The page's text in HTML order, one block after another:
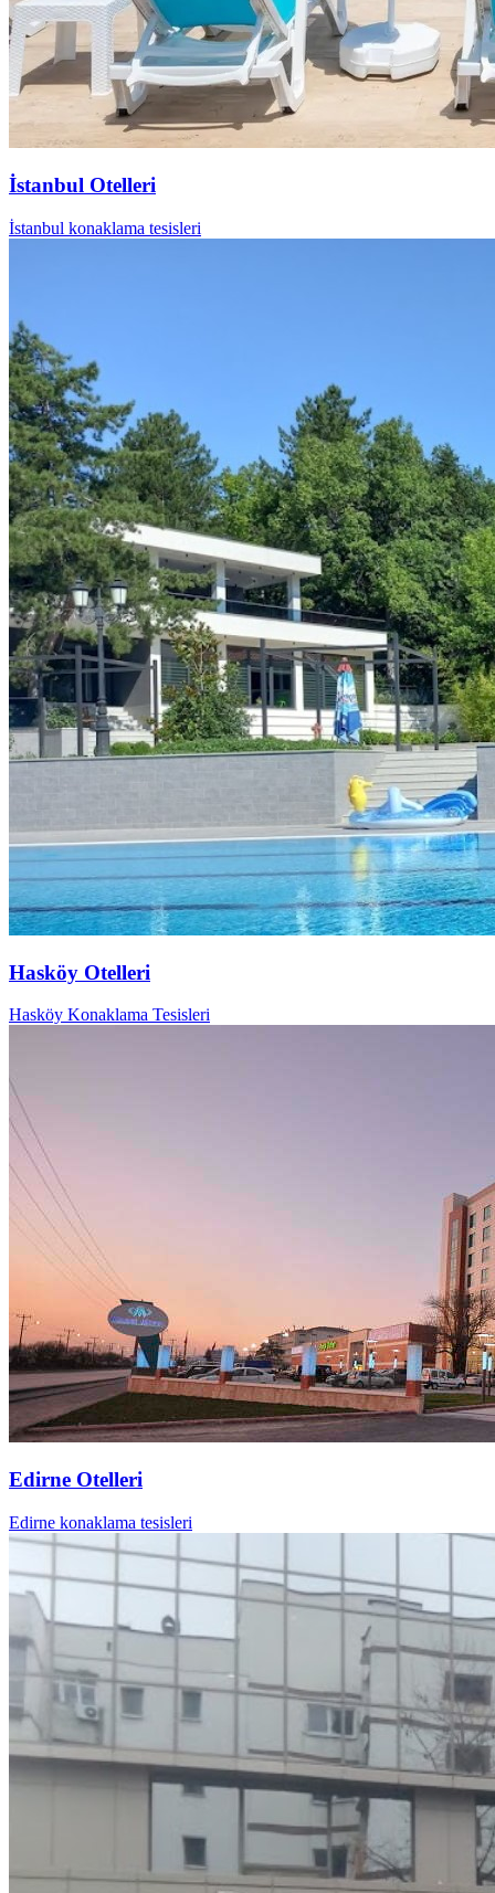
İstanbul Otelleri
İstanbul konaklama tesisleri
Hasköy Otelleri
Hasköy Konaklama Tesisleri
Edirne Otelleri
Edirne konaklama tesisleri